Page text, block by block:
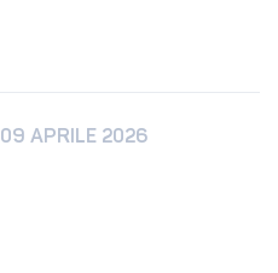
09 APRILE 2026